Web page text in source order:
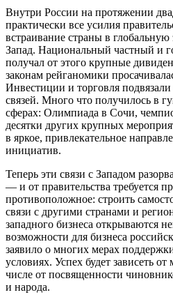
Внутри России на протяжении
практически все усилия
встраивание страны в
Запад. Национальный частный и
получал от этого крупные
законам рейганомики
Инвестиции и торговля
связей. Много что получилось в
сферах: Олимпиада в Сочи,
десятки других крупных
в яркое, привлекательное
инициатив.
Теперь эти связи с Западом
— и от правительства требуется
противоположное: строить
связи с другими странами и
западного бизнеса открываются
возможности для бизнеса
заявило о многих мерах
условиях. Успех будет зависеть
числе от посвященности
и народа.